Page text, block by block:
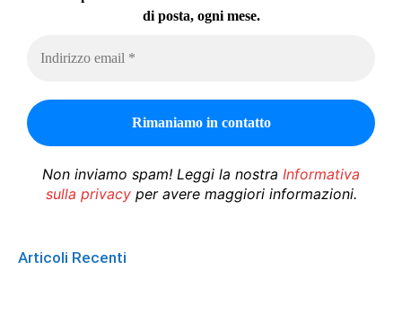
di posta, ogni mese.
Non inviamo spam! Leggi la nostra Informativa
sulla privacyper avere maggiori informazioni.
Articoli Recenti